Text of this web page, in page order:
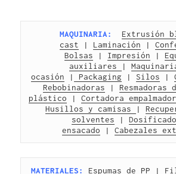
MAQUINARIA:
Extrusión
cast | Laminación |
Bolsas | Impresión |
auxiliares
|
ocasión | Packaging | Silos |
Rebobinadoras | Resmadoras
plástico | Cortadora
Husillos y camisas
|
solventes |
ensacado | Cabezales
MATERIALES: Espumas de PP |